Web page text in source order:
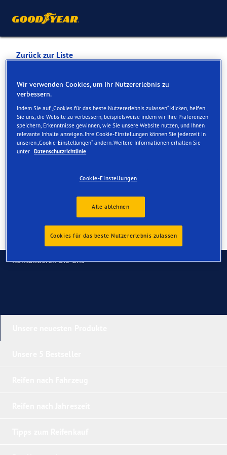
Zurück zur Liste
RIANTBOSSON
AUTOMOBILES MEYRIN
SARL
Dienste online und vor Ort verfügbar
Serviceleistungen
Kontaktieren Sie uns
Wir verwenden Cookies, um Ihr Nutzererlebnis zu
verbessern.
Indem Sie auf „Cookies für das beste Nutzererlebnis zulassen“ klicken, helfen
Sie uns, die Website zu verbessern, beispielsweise indem wir Ihre Präferenzen
speichern, Erkenntnisse gewinnen, wie Sie unsere Website nutzen, und Ihnen
relevante Inhalte anzeigen. Ihre Cookie-Einstellungen können Sie jederzeit in
unseren „Cookie-Einstellungen“ ändern. Weitere Informationen erhalten Sie
unter Datenschutzrichtlinie
Cookie-Einstellungen
Alle ablehnen
Cookies für das beste Nutzererlebnis zulassen